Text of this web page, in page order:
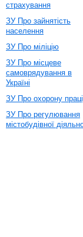
страхування
ЗУ Про зайнятість
населення
ЗУ Про міліцію
ЗУ Про місцеве
самоврядування в
Україні
ЗУ Про охорону праці
ЗУ Про регулювання
містобудівної